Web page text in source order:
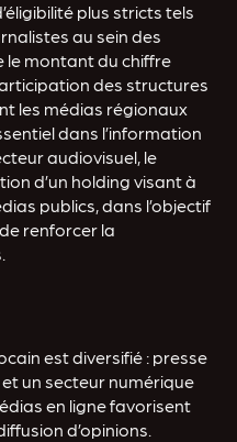
plus stricts tels
au sein des
le montant du chiffre
des structures
les médias régionaux
dans l’information
audiovisuel, le
d’un holding visant à
publics, dans l’objectif
renforcer la
est diversifié : presse
un secteur numérique
en ligne favorisent
d’opinions.